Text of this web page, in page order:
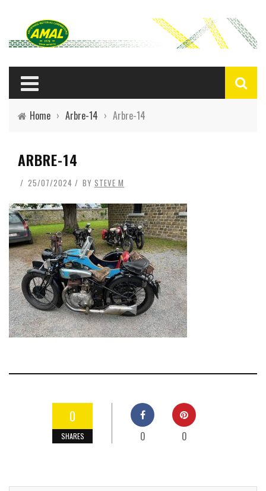
Home › Arbre-14 › Arbre-14
ARBRE-14
25/07/2024 BY STEVE M
0
SHARES 0 0